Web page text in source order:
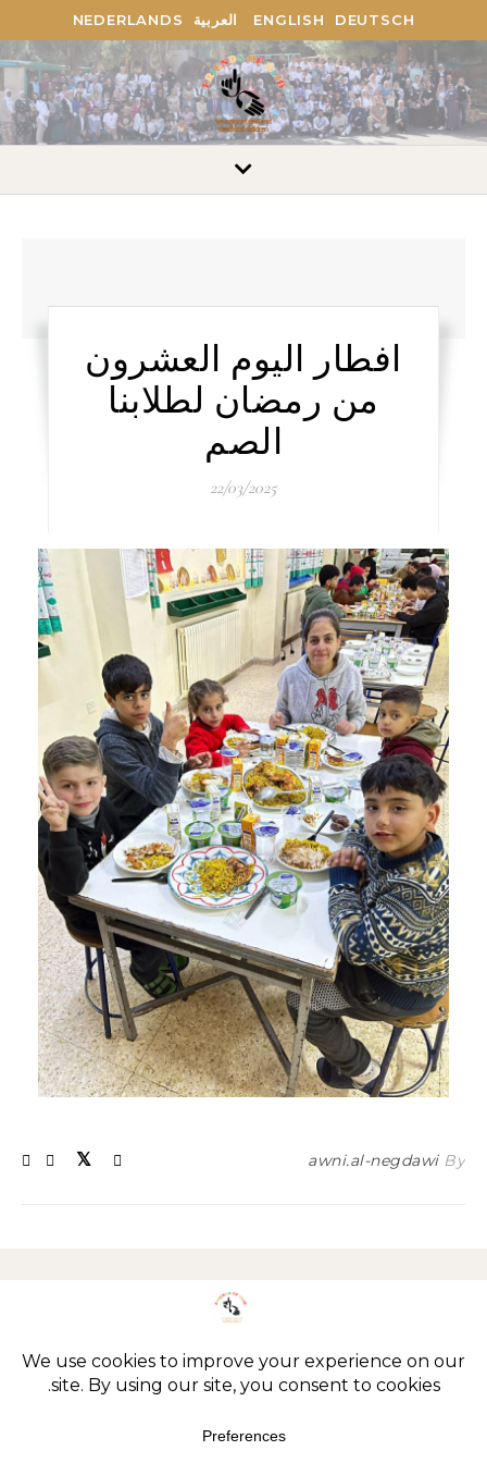
DEUTSCH
ENGLISH العربية NEDERLANDS
افطار اليوم العشرون
من رمضان لطلابنا
الصم
22/03/2025
By
awni.al-negdawi
Privacy policy